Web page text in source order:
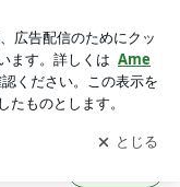
を受け取りまし
開く